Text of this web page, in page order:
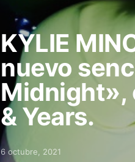
KYLIE
nuevo
Midnight»,
& Years.
Posted on
6 octubre, 2021